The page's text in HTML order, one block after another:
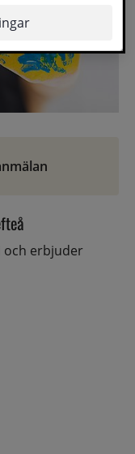
och erbjuder